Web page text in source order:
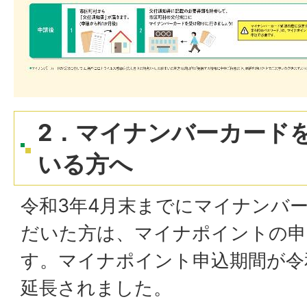
2．マイナンバーカード
いる方へ
令和3年4月末までにマイナンバ
だいた方は、マイナポイントの
す。マイナポイント申込期間が
延長されました。